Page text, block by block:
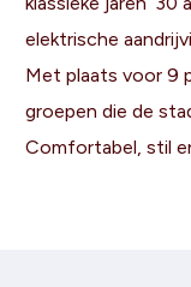
elektrische
Met plaats voor 9
groepen die de
Comfortabel, stil